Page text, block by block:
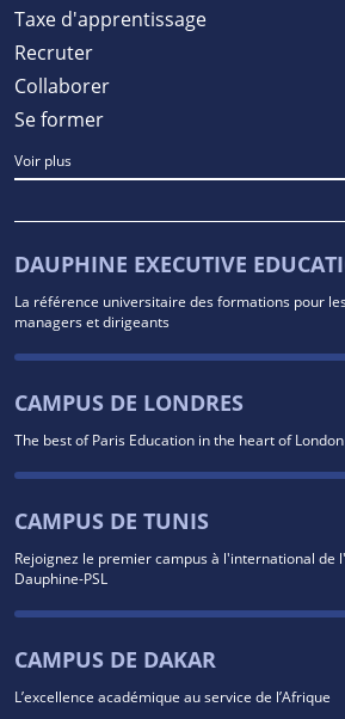
Taxe d'apprentissage
Recruter
Collaborer
Se former
Voir plus
DAUPHINE EXECUTIVE
La référence universitaire des formations pour
managers et dirigeants
CAMPUS DE LONDRES
The best of Paris Education in the heart of London
CAMPUS DE TUNIS
Rejoignez le premier campus à l'international de
Dauphine-PSL
CAMPUS DE DAKAR
L’excellence académique au service de l’Afrique